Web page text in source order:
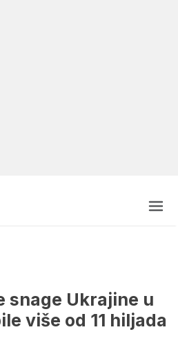
snage Ukrajine u
više od 11 hiljada